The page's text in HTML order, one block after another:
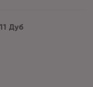
Дуб